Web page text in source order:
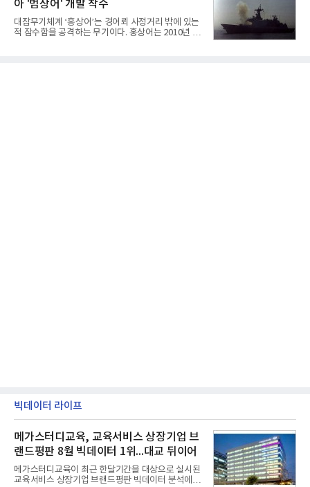
겪었던 시행착오를 되풀이하지 않고 핵심 역량에 집
중하겠다는 취지로 풀이된다.7일 업계에 따르면 카카
오는 올해 2분기 연결 기준 매출 2조985억원, 영업이
익 2770억원을 기록했다. 전년 동기 대비 매출과 영업
아 '범상어' 개발 착수
대잠무기체계 ‘홍상어’는 경어뢰 사정거리 밖에 있는
적 잠수함을 공격하는 무기이다. 홍상어는 2010년 넥
빅데이터 라이프
메가스터디교육, 교육서비스 상장기업 브
랜드평판 8월 빅데이터 1위...대교 뒤이어
메가스터디교육이 최근 한달기간을 대상으로 실시된
교육서비스 상장기업 브랜드평판 빅데이터 분석에서